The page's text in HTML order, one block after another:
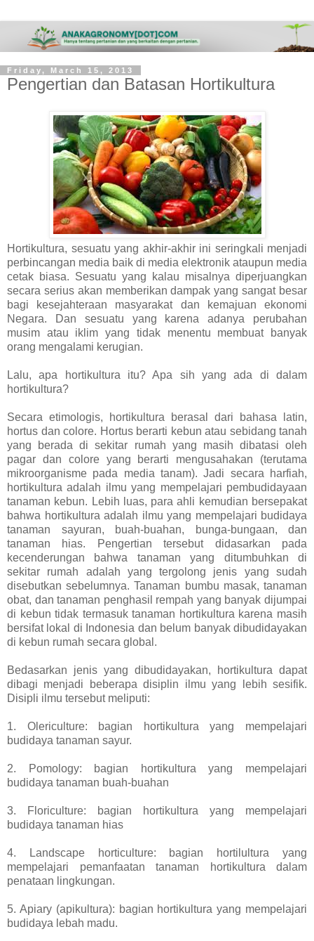
Friday, March 15, 2013
Pengertian dan Batasan Hortikultura
Hortikultura, sesuatu yang akhir-akhir ini seringkali menjadi
perbincangan media baik di media elektronik ataupun media
cetak biasa. Sesuatu yang kalau misalnya diperjuangkan
secara serius akan memberikan dampak yang sangat besar
bagi kesejahteraan masyarakat dan kemajuan ekonomi
Negara. Dan sesuatu yang karena adanya perubahan
musim atau iklim yang tidak menentu membuat banyak
orang mengalami kerugian.
Lalu, apa hortikultura itu? Apa sih yang ada di dalam
hortikultura?
Secara etimologis, hortikultura berasal dari bahasa latin,
hortus dan colore. Hortus berarti kebun atau sebidang tanah
yang berada di sekitar rumah yang masih dibatasi oleh
pagar dan colore yang berarti mengusahakan (terutama
mikroorganisme pada media tanam). Jadi secara harfiah,
hortikultura adalah ilmu yang mempelajari pembudidayaan
tanaman kebun. Lebih luas, para ahli kemudian bersepakat
bahwa hortikultura adalah ilmu yang mempelajari budidaya
tanaman sayuran, buah-buahan, bunga-bungaan, dan
tanaman hias. Pengertian tersebut didasarkan pada
kecenderungan bahwa tanaman yang ditumbuhkan di
sekitar rumah adalah yang tergolong jenis yang sudah
disebutkan sebelumnya. Tanaman bumbu masak, tanaman
obat, dan tanaman penghasil rempah yang banyak dijumpai
di kebun tidak termasuk tanaman hortikultura karena masih
bersifat lokal di Indonesia dan belum banyak dibudidayakan
di kebun rumah secara global.
Bedasarkan jenis yang dibudidayakan, hortikultura dapat
dibagi menjadi beberapa disiplin ilmu yang lebih sesifik.
Disipli ilmu tersebut meliputi:
1. Olericulture: bagian hortikultura yang mempelajari
budidaya tanaman sayur.
2. Pomology: bagian hortikultura yang mempelajari
budidaya tanaman buah-buahan
3. Floriculture: bagian hortikultura yang mempelajari
budidaya tanaman hias
4. Landscape horticulture: bagian hortilultura yang
mempelajari pemanfaatan tanaman hortikultura dalam
penataan lingkungan.
5. Apiary (apikultura): bagian hortikultura yang mempelajari
budidaya lebah madu.